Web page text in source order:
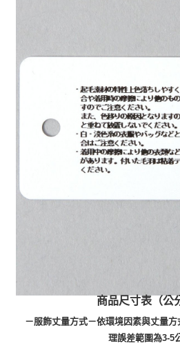
商品尺寸表（公
－服飾丈量方式－依環境因素與丈量
理誤差範圍為3-5